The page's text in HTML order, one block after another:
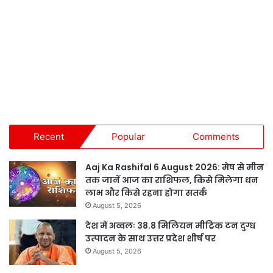
Recent Popular Comments
Aaj Ka Rashifal 6 August 2026: मेष से मीन
तक जानें आज का राशिफल, किसे मिलेगा धन
लाभ और किसे रहना होगा सतर्क
August 5, 2026
देश में अव्वलः 38.8 मिलियन मीट्रिक टन दुग्ध
उत्पादन के साथ उत्तर प्रदेश शीर्ष पर
August 5, 2026